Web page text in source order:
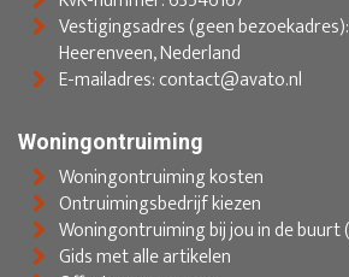
Vestigingsadres (geen
Heerenveen, Nederland
E-mailadres: contact@avato.nl
Woningontruiming
Woningontruiming kosten
Ontruimingsbedrijf kiezen
Woningontruiming bij jou in de buurt
Gids met alle artikelen